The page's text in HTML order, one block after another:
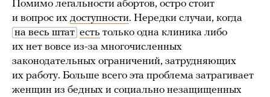
Помимо легальности абортов, остро стоит
и вопрос их доступности. Нередки случаи, когда
на весь штат есть только одна клиника либо
их нет вовсе из-за многочисленных
законодательных ограничений, затрудняющих
их работу. Больше всего эта проблема затрагивает
женщин из бедных и социально незащищенных